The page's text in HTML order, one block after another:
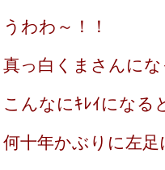
うわわ～！！
真っ白くまさんに
こんなにｷﾚｲにな
何十年かぶりに左